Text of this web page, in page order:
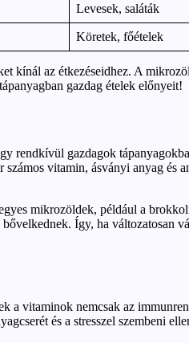
Levesek, saláták
Köretek, főételek
kínál az étkezéseidhez. A
gazdag ételek előnyeit!
rendkívül gazdagok
vitamin, ásványi anyag és
mikrozöldek, például a
Így, ha változatosan
a vitaminok nemcsak az
és a stresszel szembeni